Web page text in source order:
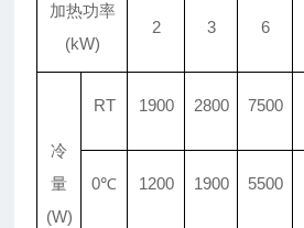
加热功率
(kW)
2 3 6
冷
量
(W)
RT 1900 2800 7500
0℃ 1200 1900 5500